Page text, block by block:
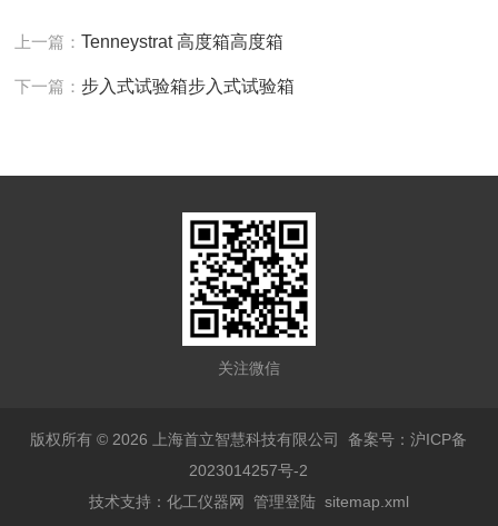
上一篇：Tenneystrat 高度箱高度箱
下一篇： 步入式试验箱步入式试验箱
关注微信
版权所有 © 2026 上海首立智慧科技有限公司备案号：沪ICP备
2023014257号-2
技术支持： 化工仪器网 管理登陆 sitemap.xml